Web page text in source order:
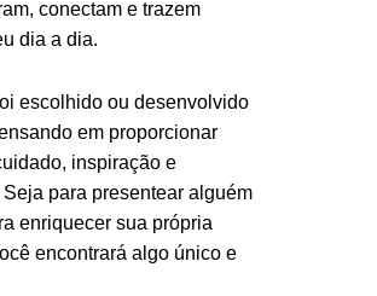
conectam e trazem
dia a dia.
escolhido ou desenvolvido
em proporcionar
inspiração e
para presentear alguém
enriquecer sua própria
encontrará algo único e